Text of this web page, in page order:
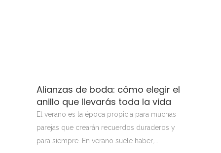
Alianzas de boda: cómo elegir el
anillo que llevarás toda la vida
El verano es la época propicia para muchas
parejas que crearán recuerdos duraderos y
para siempre. En verano suele haber,...